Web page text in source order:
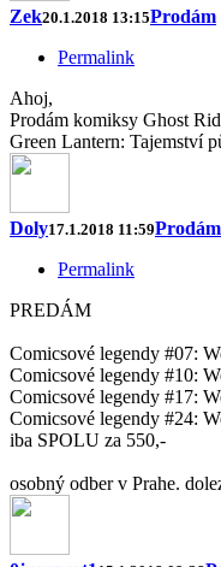
Zek20.1.2018 13:15Prodám
Permalink
Ahoj,
Prodám komiksy Ghost
Green Lantern: Tajemství
Doly17.1.2018 11:59Prodám
Permalink
PREDÁM
Comicsové legendy #07:
Comicsové legendy #10:
Comicsové legendy #17:
Comicsové legendy #24:
iba SPOLU za 550,-
osobný odber v Prahe.